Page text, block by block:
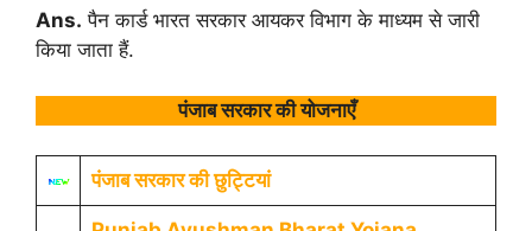
Ans. पैन कार्ड भारत सरकार आयकर विभाग के माध्यम से जारी
किया जाता हैं.
पंजाब सरकार की योजनाएँ
पंजाब सरकार की छुट्टियां